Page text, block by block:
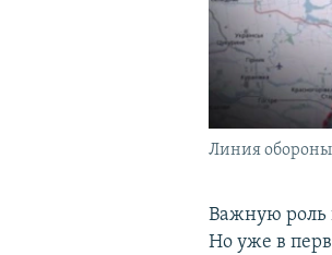
Линия обороны
Важную роль
Но уже в